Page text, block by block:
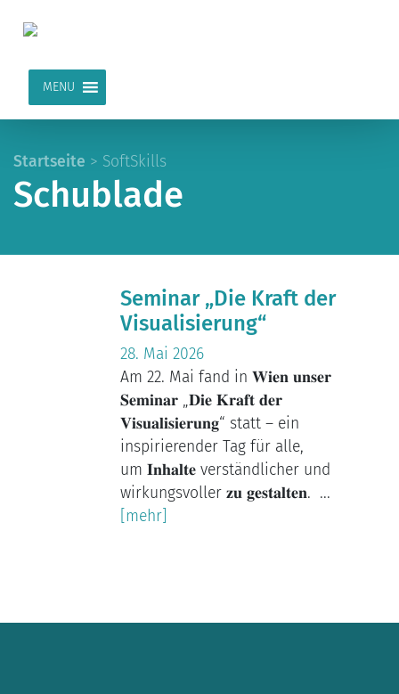
MENU
Startseite > SoftSkills
Schublade
Seminar „Die Kraft der
Visualisierung“
28. Mai 2026
Am 22. Mai fand in 𝐖𝐢𝐞𝐧 𝐮𝐧𝐬𝐞𝐫
𝐒𝐞𝐦𝐢𝐧𝐚𝐫 „𝐃𝐢𝐞 𝐊𝐫𝐚𝐟𝐭 𝐝𝐞𝐫
𝐕𝐢𝐬𝐮𝐚𝐥𝐢𝐬𝐢𝐞𝐫𝐮𝐧𝐠“ statt – ein
inspirierender Tag für alle,
um 𝐈𝐧𝐡𝐚𝐥𝐭𝐞 verständlicher und
wirkungsvoller 𝐳𝐮 𝐠𝐞𝐬𝐭𝐚𝐥𝐭𝐞𝐧. ...
[mehr]